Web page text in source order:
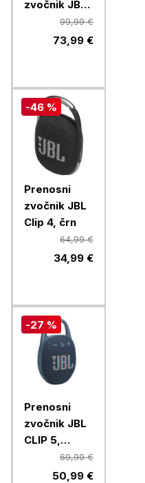
zvočnik JBL
Grip, black
99,99 €
73,99 €
-46 %
Prenosni
zvočnik JBL
Clip 4, črn
64,99 €
34,99 €
-27 %
Prenosni
zvočnik JBL
CLIP 5,
69,99 €
50,99 €